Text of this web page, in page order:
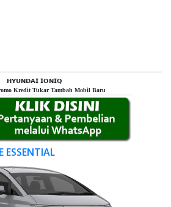
𝗛𝗬𝗨𝗡𝗗𝗔𝗜 𝗜𝗢𝗡𝗜𝗤
Kredit Tukar Tambah Mobil Baru
ESSENTIAL